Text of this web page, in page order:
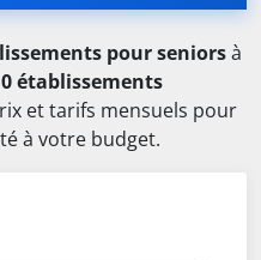
pour seniorsà
établissements
et tarifs mensuels pour
à votre budget.